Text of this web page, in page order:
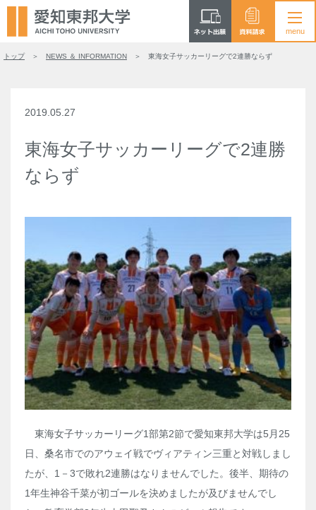
トップ NEWS ＆ INFORMATION 東海女子サッカーリーグで2連勝ならず
2019.05.27
東海女子サッカーリーグで2連勝
ならず
東海女子サッカーリーグ1部第2節で愛知東邦大学は5月25
日、桑名市でのアウェイ戦でヴィアティン三重と対戦しまし
たが、1－3で敗れ2連勝はなりませんでした。後半、期待の
1年生神谷千菜が初ゴールを決めましたが及びませんでし